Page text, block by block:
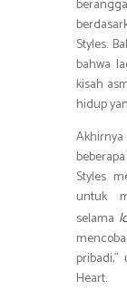
Styles.
bahwa
kisah
hidup
Styles
untuk
selama
Heart.